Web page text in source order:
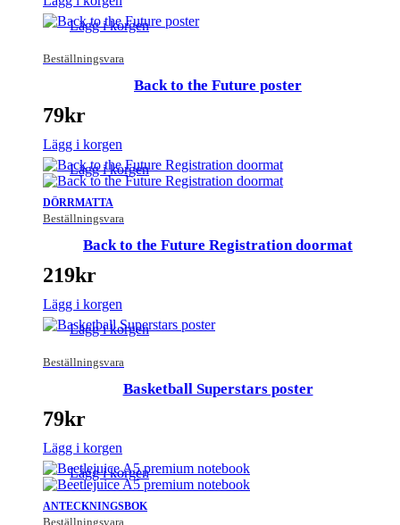
Beställningsvara
Lägg i korgen
Back to the Future poster
79kr
Lägg i korgen
DÖRRMATTA
Beställningsvara
Lägg i korgen
Back to the Future Registration doormat
219kr
Lägg i korgen
Beställningsvara
Lägg i korgen
Basketball Superstars poster
79kr
Lägg i korgen
ANTECKNINGSBOK
Beställningsvara
Lägg i korgen